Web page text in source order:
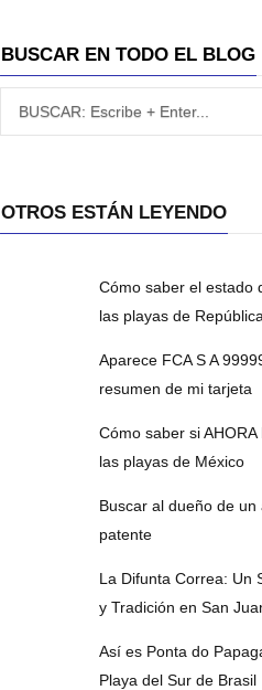
BUSCAR EN TODO EL BLOG
OTROS ESTÁN LEYENDO
Cómo saber el estado
las playas de
Aparece FCA S A
resumen de mi tarjeta
Cómo saber si
las playas de México
Buscar al dueño de un
patente
La Difunta Correa: Un
y Tradición en San
Así es Ponta do
Playa del Sur de Brasil